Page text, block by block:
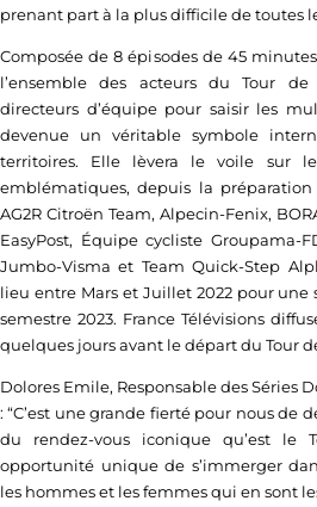
prenant part à la plus difficile de toutes
Composée de 8 épisodes de 45
l’ensemble des acteurs du Tour de
directeurs d’équipe pour saisir les
devenue un véritable symbole
territoires. Elle lèvera le voile sur
emblématiques, depuis la préparation
AG2R Citroën Team, Alpecin-Fenix,
EasyPost, Équipe cycliste Groupama-
Jumbo-Visma et Team Quick-Step
lieu entre Mars et Juillet 2022 pour
semestre 2023. France Télévisions
quelques jours avant le départ du Tour
Dolores Emile, Responsable des Séries
: “C’est une grande fierté pour nous de
du rendez-vous iconique qu’est le
opportunité unique de s’immerger
les hommes et les femmes qui en sont